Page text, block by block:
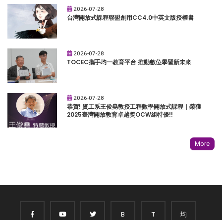
2026-07-28
台灣開放式課程聯盟創用CC4.0中英文版授權書
2026-07-28
TOCEC攜手均一教育平台 推動數位學習新未來
2026-07-28
恭賀! 資工系王俊堯教授工程數學開放式課程｜榮獲
2025臺灣開放教育卓越獎OCW組特優!!
More
B T 均